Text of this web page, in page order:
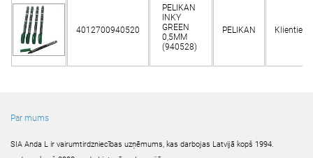
4012700940520
PELIKAN
INKY
GREEN
0,5MM
(940528)
PELIKAN Klientiem
Par mums
SIA Anda L ir vairumtirdzniecības uzņēmums, kas darbojas Latvijā kopš 1994.